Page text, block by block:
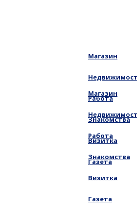
Магазин
Работа
Знакомства
Визитка
Газета
Магазин
Работа
Знакомства
Визитка
Газета